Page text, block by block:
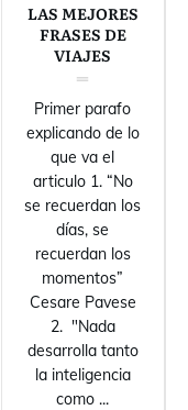
LAS MEJORES
FRASES DE
VIAJES
Primer parafo
explicando de lo
que va el
articulo 1. “No
se recuerdan los
días, se
recuerdan los
momentos”
Cesare Pavese
2. "Nada
desarrolla tanto
la inteligencia
como ...